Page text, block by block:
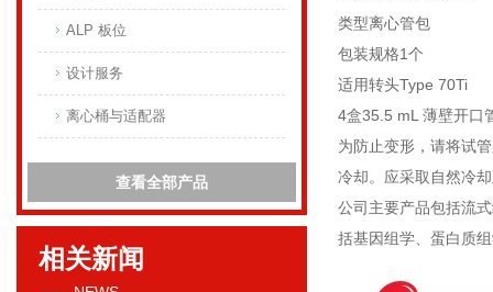
ALP 板位
设计服务
离心桶与适配器
查看全部产品
相关新闻
类型离心管包
包装规格1个
适用转头Type 70Ti
4盒35.5 mL 薄壁开口
为防止变形，请将试
冷却。应采取自然冷
公司主要产品包括流
括基因组学、蛋白质